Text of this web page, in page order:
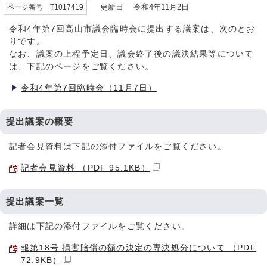
ページ番号 T1017419 更新日 令和4年11月2日
令和4年第7回高山市議会臨時会に提出する議案は、次のとお
りです。
なお、議案の上程予定日、議会終了後の議決結果等について
は、下記のページをご覧ください。
令和4年第7回臨時会（11月7日）
提出議案の概要
記者会見資料は下記の添付ファイルをご覧ください。
記者会見資料 （PDF 95.1KB）
提出議案一覧
詳細は下記の添付ファイルをご覧ください。
報第18号 損害賠償の額の決定の専決処分について （PDF
72.9KB）